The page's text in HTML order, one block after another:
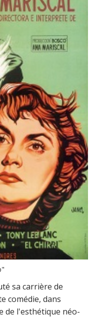
sa carrière de
comédie, dans
de l'esthétique néo-